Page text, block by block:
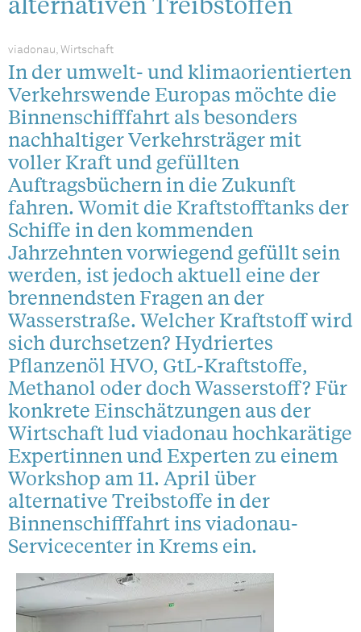
viadonau, Wirtschaft
In der umwelt- und klimaorientierten
Verkehrswende Europas möchte die
Binnenschifffahrt als besonders
nachhaltiger Verkehrsträger mit
voller Kraft und gefüllten
Auftragsbüchern in die Zukunft
fahren. Womit die Kraftstofftanks der
Schiffe in den kommenden
Jahrzehnten vorwiegend gefüllt sein
werden, ist jedoch aktuell eine der
brennendsten Fragen an der
Wasserstraße. Welcher Kraftstoff wird
sich durchsetzen? Hydriertes
Pflanzenöl HVO, GtL-Kraftstoffe,
Methanol oder doch Wasserstoff? Für
konkrete Einschätzungen aus der
Wirtschaft lud viadonau hochkarätige
Expertinnen und Experten zu einem
Workshop am 11. April über
alternative Treibstoffe in der
Binnenschifffahrt ins viadonau-
Servicecenter in Krems ein.